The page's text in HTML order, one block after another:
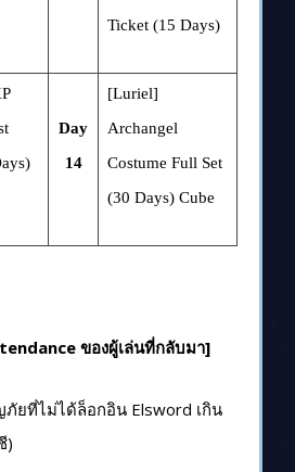
Ticket (15 Days)
Day
14
[Luriel]
Archangel
Costume Full Set
(30 Days) Cube
ของผู้เล่นที่กลับมา]
ภัยที่ไม่ได้ล็อกอิน Elsword เกิน
)